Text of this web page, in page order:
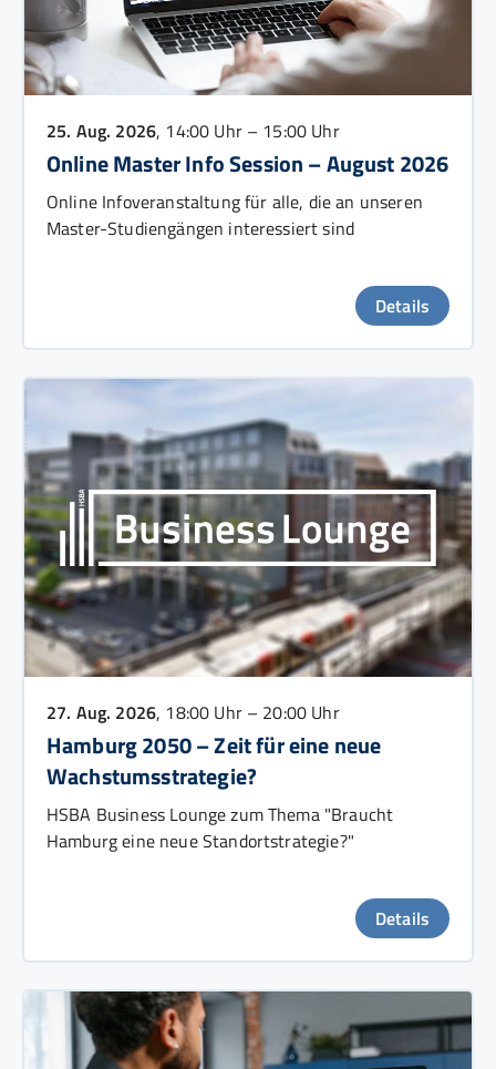
25. Aug. 2026, 14:00 Uhr – 15:00 Uhr
Online Master Info Session – August 2026
Online Infoveranstaltung für alle, die an unseren
Master-Studiengängen interessiert sind
Details
27. Aug. 2026, 18:00 Uhr – 20:00 Uhr
Hamburg 2050 – Zeit für eine neue
Wachstumsstrategie?
HSBA Business Lounge zum Thema "Braucht
Hamburg eine neue Standortstrategie?"
Details